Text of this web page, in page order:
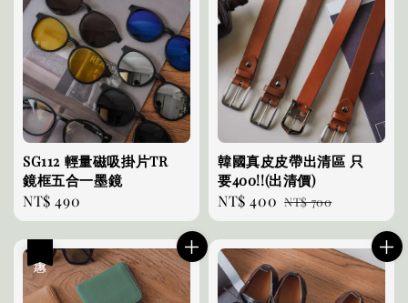
SG112 輕量磁吸掛片TR
鏡框五合一墨鏡
Regular
price
NT$ 490
韓國真皮皮帶出清區 只
要400!!(出清價)
Sale
price
NT$ 400 Regular
price
NT$ 700